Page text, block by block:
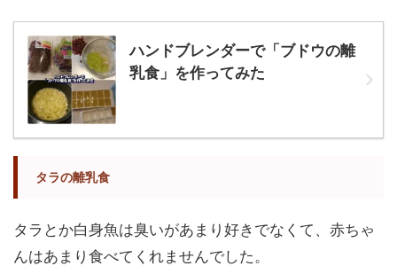
ハンドブレンダーで「ブドウの離
乳食」を作ってみた
タラの離乳食
タラとか白身魚は臭いがあまり好きでなくて、赤ちゃ
んはあまり食べてくれませんでした。